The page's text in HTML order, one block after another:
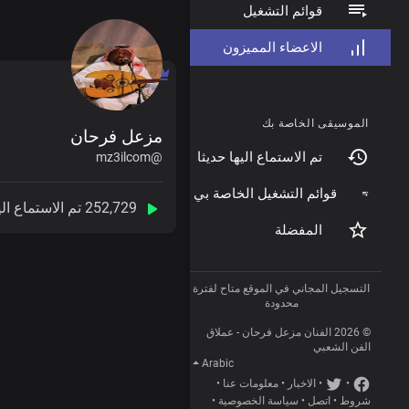
قوائم التشغيل
الاعضاء المميزون
الموسيقى الخاصة بك
تم الاستماع اليها حديثا
قوائم التشغيل الخاصة بي
المفضلة
التسجيل المجاني في الموقع متاح لفترة
محدودة
© 2026 الفنان مزعل فرحان - عملاق
الفن الشعبي
Arabic
•
• الاخبار • معلومات عنا •
شروط • اتصل • سياسة الخصوصية •
مزعل فرحان
@mz3ilcom